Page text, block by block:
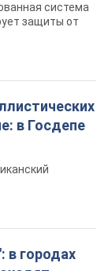
система
защиты от
в Госдепе
в городах